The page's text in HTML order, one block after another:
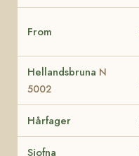
From
Hellandsbruna N
5002
Hårfager
Sjofna